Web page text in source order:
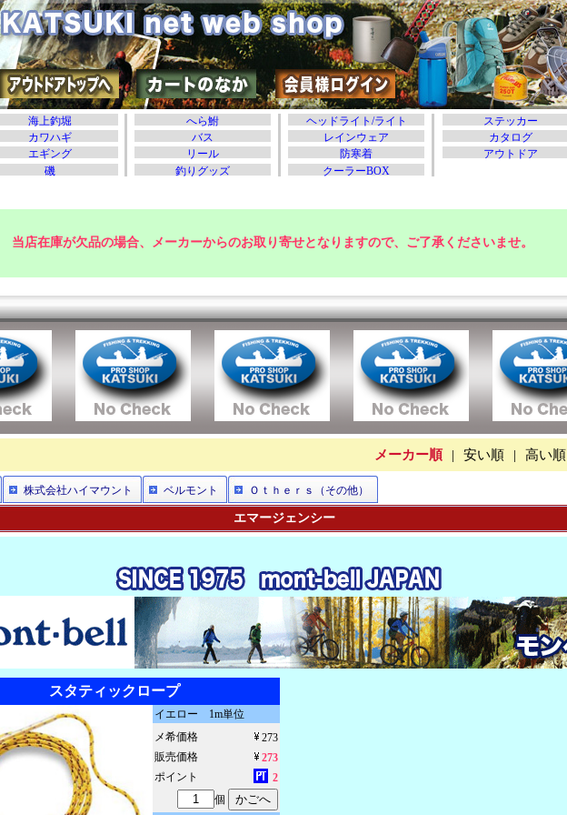
当店在庫が欠品の場合、メーカーからのお取り寄せとなりますので、ご了承くださいませ。
メーカー順 | 安い順 | 高い順
株式会社ハイマウント ベルモント Ｏｔｈｅｒｓ（その他）
エマージェンシー
スタティックロープ
イエロー 1m単位
メ希価格
273
販売価格
273
ポイント
2
個